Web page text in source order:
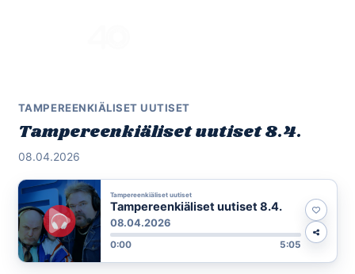
TAMPEREENKIÄLISET UUTISET
Tampereenkiäliset uutiset 8.4.
08.04.2026
Tampereenkiäliset uutiset
Tampereenkiäliset uutiset 8.4.
08.04.2026
0:00 5:05